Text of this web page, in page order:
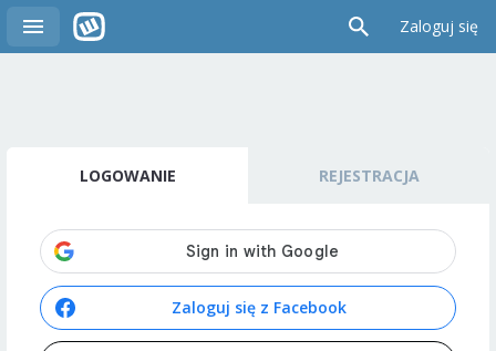
Zaloguj się
LOGOWANIE REJESTRACJA
Zaloguj się z Facebook